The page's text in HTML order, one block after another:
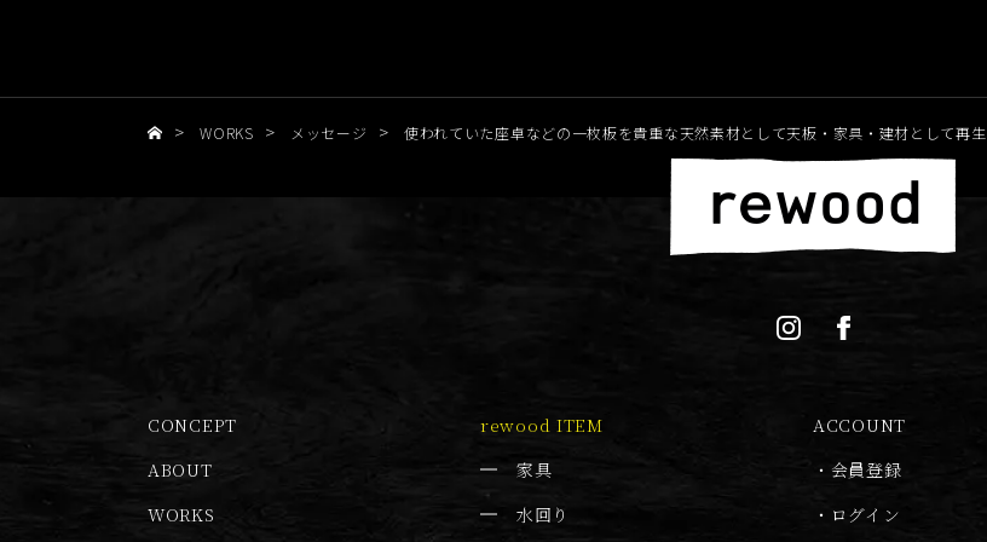
> WORKS > メッセージ > 使われていた座卓などの一枚板を貴重な天然素材として天板・家具・建材として再生
CONCEPT
ABOUT
WORKS
rewood ITEM
家具
水回り
ACCOUNT
・ 会員登録
・ ログイン